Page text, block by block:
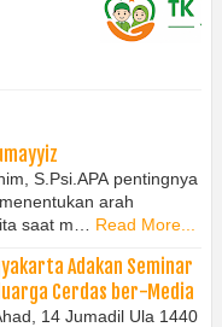
S.Psi.APA pentingnya
arah
saat m… Read More...
Adakan Seminar
Cerdas ber-Media
14 Jumadil Ula 1440